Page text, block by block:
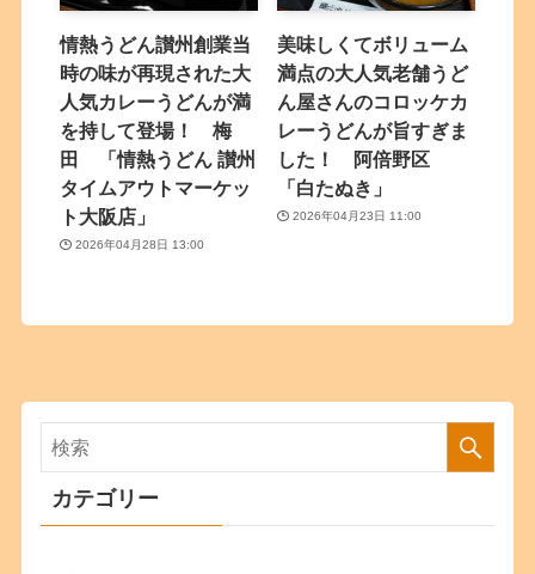
情熱うどん讃州創業当
時の味が再現された大
人気カレーうどんが満
を持して登場！ 梅
田 「情熱うどん 讃州
タイムアウトマーケッ
ト大阪店」
2026年04月28日 13:00
美味しくてボリューム
満点の大人気老舗うど
ん屋さんのコロッケカ
レーうどんが旨すぎま
した！ 阿倍野区
「白たぬき」
2026年04月23日 11:00
カテゴリー